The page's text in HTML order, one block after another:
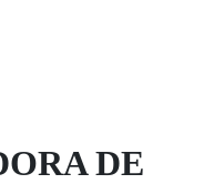
DE